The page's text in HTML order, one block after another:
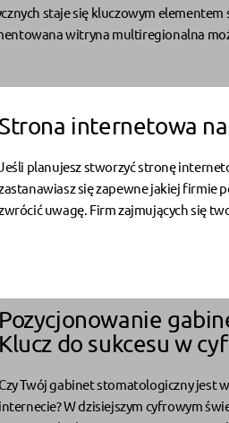
staje się kluczowym
witryna multiregionalna
Strona internetowa
planujesz stworzyć stronę
się zapewne jakiej firmie
uwagę. Firm zajmujących się
Pozycjonowanie
Klucz do sukcesu w
Czy Twój gabinet stomatologiczny jest
internecie? W dzisiejszym cyfrowym